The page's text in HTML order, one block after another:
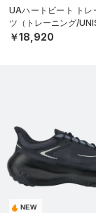
UAハートビート トレ
ツ（トレーニング/
￥18,920
NEW